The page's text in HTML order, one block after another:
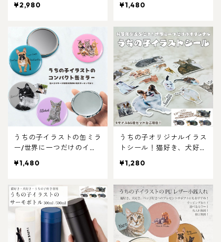
手軽プレゼントセット！ち
からリアルなイラスト作
成・ラッピング無料・ペッ
ト好き・犬好き・猫好きへ
のプレゼントに！！ラッピ
ングあり！父の日・母の日
のギフトギフトに！
¥2,980
好き・犬好き・ペット好き
り・ギフトやプレゼントに
も・お祝いにもおすすめ
¥1,480
うちの子イラストの缶ミラ
ー/世界に一つだけのイラ
き・ペット好きにおすす
トやプレゼントにも・お祝
いにもおすすめ
¥1,480
うちの子オリジナルイラス
トシール！猫好き、犬好
ルステッカー！写真を送る
イラストシールが簡単に作
れます♪
¥1,280